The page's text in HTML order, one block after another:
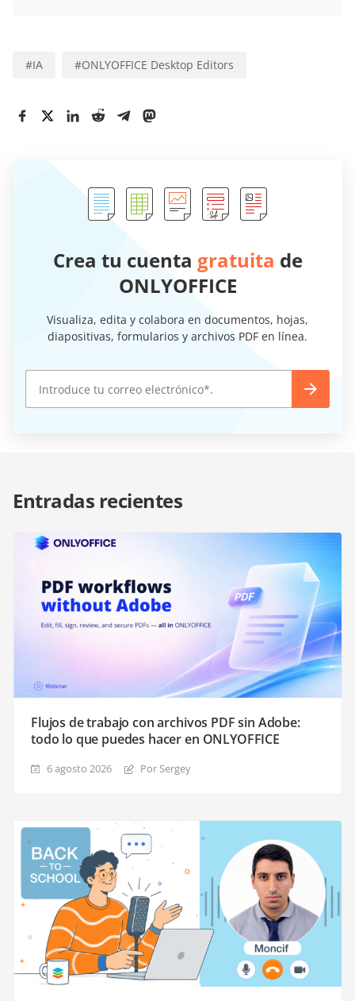
#IA #ONLYOFFICE Desktop Editors
Crea tu cuenta gratuita de
ONLYOFFICE
Visualiza, edita y colabora en documentos, hojas,
diapositivas, formularios y archivos PDF en línea.
Entradas recientes
Flujos de trabajo con archivos PDF sin Adobe:
todo lo que puedes hacer en ONLYOFFICE
6 agosto 2026 Por Sergey